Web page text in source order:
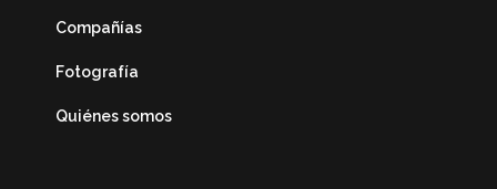
Compañías
Fotografía
Quiénes somos